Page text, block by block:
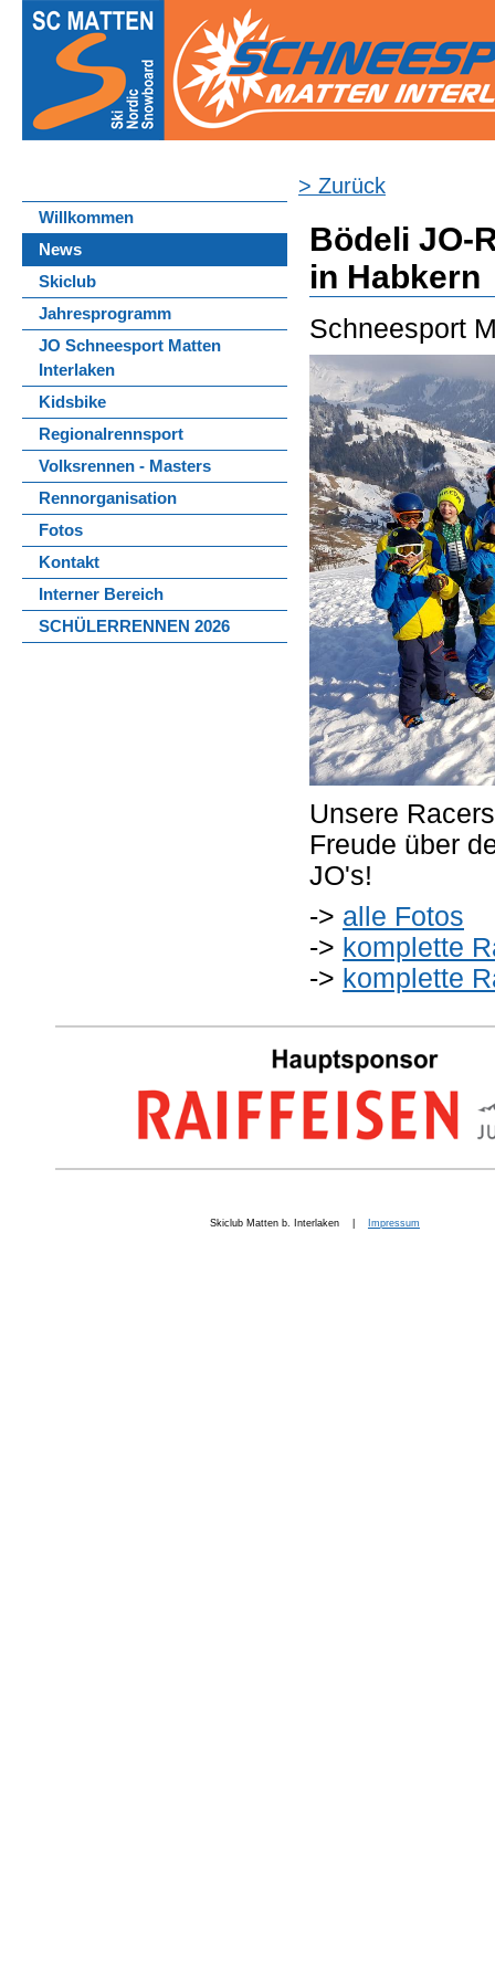
Willkommen
News
Skiclub
Jahresprogramm
JO Schneesport Matten
Interlaken
Kidsbike
Regionalrennsport
Volksrennen - Masters
Rennorganisation
Fotos
Kontakt
Interner Bereich
SCHÜLERRENNEN 2026
> Zurück
Bödeli JO-
in Habkern
Schneesport
Unsere
Freude über
JO's!
-> alle Fotos
-> komplette
-> komplette
Skiclub Matten b. Interlaken | Impressum